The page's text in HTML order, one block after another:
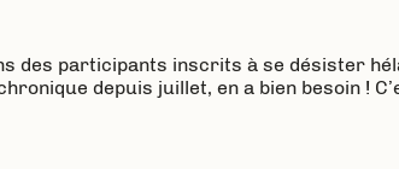
des participants inscrits à se désister
depuis juillet, en a bien besoin !